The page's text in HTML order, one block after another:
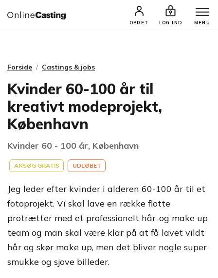
OPRET LOG IND MENU
CASTINGS & JOBS SØG PROFIL
Forside Castings & jobs
Kvinder 60-100 år til
kreativt modeprojekt,
København
Kvinder 60 - 100 år, København
ANSØG GRATIS UDLØBET
Jeg leder efter kvinder i alderen 60-100 år til et
fotoprojekt. Vi skal lave en række flotte
protrætter med et professionelt hår-og make up
team og man skal være klar på at få lavet vildt
hår og skør make up, men det bliver nogle super
smukke og sjove billeder.